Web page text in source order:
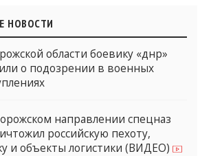
НОВОСТИ
области боевику «днр»
о подозрении в военных
направлении спецназ
российскую пехоту,
и объекты логистики (ВИДЕО)